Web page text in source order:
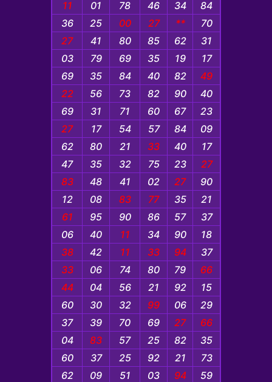
11
01 78 46 34
84
36
25 00 27 **
70
27
41 80 85 62
31
03
79 69 35 19
17
69
35 84 40 82
49
22
56 73 82 90
40
69
31 71 60 67
23
27
17 54 57 84
09
62
80 21 33 40
17
47
35 32 75 23
27
83
48 41 02 27
90
12
08 83 77 35
21
61
95 90 86 57
37
06
40 11 34 90
18
38
42 11 33 94
37
33
06 74 80 79
66
44
04 56 21 92
15
60
30 32 99 06
29
37
39 70 69 27
66
04
83 57 25 82
35
60
37 25 92 21
73
62
09 51 03 94
59